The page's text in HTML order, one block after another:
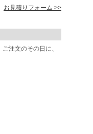
お見積りフォーム >>
注文のその日に、